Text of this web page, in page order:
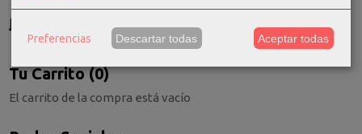
GRATIS *
Consultar Destinos
Tu Carrito (0)
El carrito de la compra está vacío
Preferencias Descartar todas Aceptar todas